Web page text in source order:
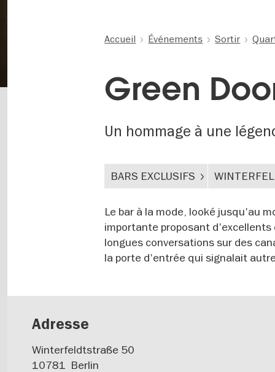
Accueil Événements Sortir
Green
Un hommage à une
BARS EXCLUSIFS
Le bar à la mode, looké jusqu'au
importante proposant
longues conversations sur des
la porte d'entrée qui signalait
Adresse
Winterfeldtstraße 50
10781 Berlin